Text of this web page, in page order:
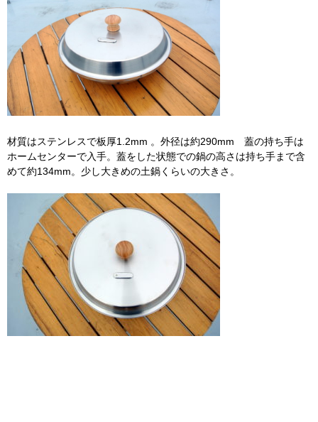
材質はステンレスで板厚1.2mm 。外径は約290mm 蓋の持ち手は
ホームセンターで入手。蓋をした状態での鍋の高さは持ち手まで含
めて約134mm。少し大きめの土鍋くらいの大きさ。